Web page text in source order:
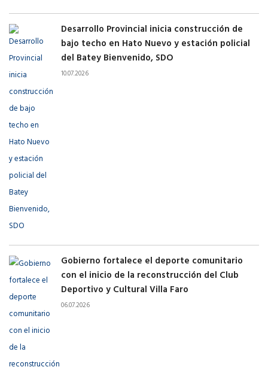
Desarrollo Provincial inicia construcción de
bajo techo en Hato Nuevo y estación policial
del Batey Bienvenido, SDO
10.07.2026
Gobierno fortalece el deporte comunitario
con el inicio de la reconstrucción del Club
Deportivo y Cultural Villa Faro
06.07.2026